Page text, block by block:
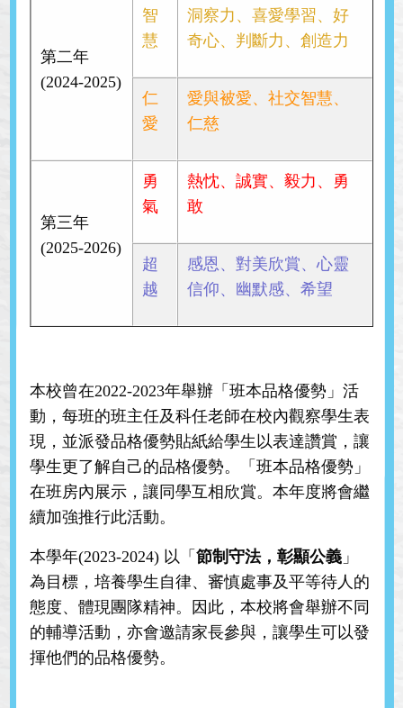
第二年
(2024-2025)
智
慧
洞察力、喜愛學習、好
奇心、判斷力、創造力
仁
愛
愛與被愛、社交智慧、
仁慈
第三年
(2025-2026)
勇
氣
熱忱、誠實、毅力、勇
敢
超
越
感恩、對美欣賞、心靈
信仰、幽默感、希望
本校曾在2022-2023年舉辦「班本品格優勢」活
動，每班的班主任及科任老師在校內觀察學生表
現，並派發品格優勢貼紙給學生以表達讚賞，讓
學生更了解自己的品格優勢。「班本品格優勢」
在班房內展示，讓同學互相欣賞。本年度將會繼
續加強推行此活動。
本學年(2023-2024) 以「 節制守法，彰顯公義」
為目標，培養學生自律、審慎處事及平等待人的
態度、體現團隊精神。因此，本校將會舉辦不同
的輔導活動，亦會邀請家長參與，讓學生可以發
揮他們的品格優勢。